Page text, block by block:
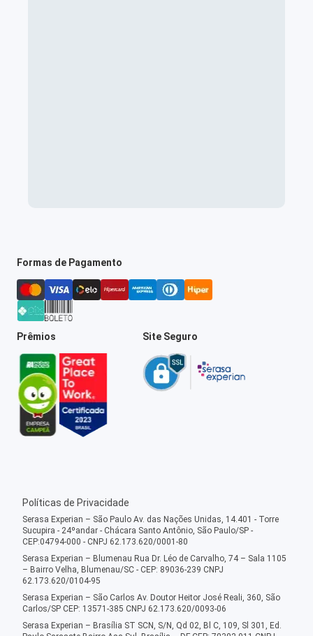
Formas de Pagamento
Prêmios Site Seguro
Políticas de Privacidade
Serasa Experian – São Paulo Av. das Nações Unidas, 14.401 - Torre
Sucupira - 24ºandar - Chácara Santo Antônio, São Paulo/SP -
CEP:04794-000 - CNPJ 62.173.620/0001-80
Serasa Experian – Blumenau Rua Dr. Léo de Carvalho, 74 – Sala 1105
– Bairro Velha, Blumenau/SC - CEP: 89036-239 CNPJ
62.173.620/0104-95
Serasa Experian – São Carlos Av. Doutor Heitor José Reali, 360, São
Carlos/SP CEP: 13571-385 CNPJ 62.173.620/0093-06
Serasa Experian – Brasília ST SCN, S/N, Qd 02, Bl C, 109, Sl 301, Ed.